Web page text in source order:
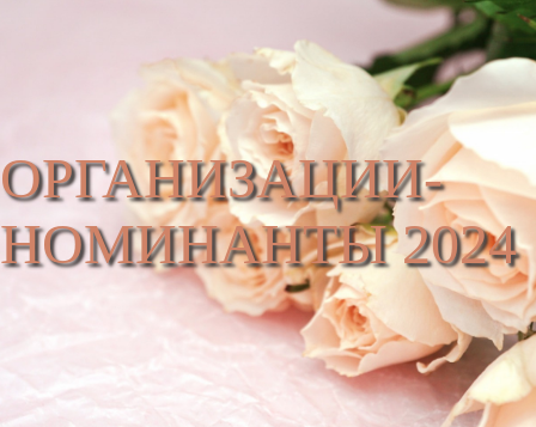
ОРГАНИЗАЦИИ-
НОМИНАНТЫ 2024